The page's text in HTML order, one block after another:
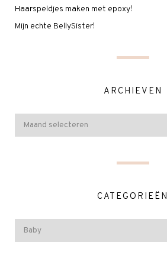
Haarspeldjes maken met epoxy!
Mijn echte BellySister!
ARCHIEVEN
CATEGORIEËN